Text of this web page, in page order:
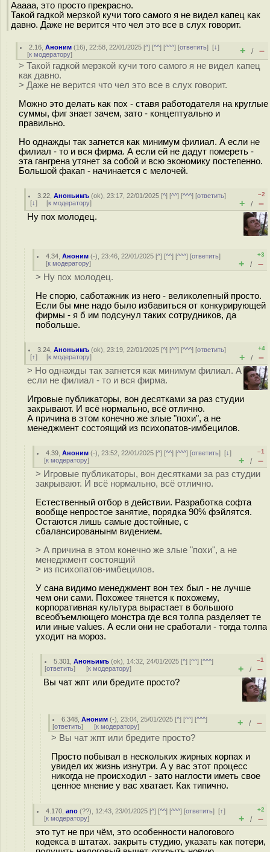
Ааааа, это просто прекрасно.
Такой гадкой мерзкой кучи того самого я не видел капец как
давно. Даже не верится что чел это все в слух говорит.
2.16 ,Аноним (16), 22:58, 22/01/2025 [^] [^^] [^^^] [ответить][↓]
[к модератору] + / –
> Такой гадкой мерзкой кучи того самого я не видел капец
как давно.
> Даже не верится что чел это все в слух говорит.
Можно это делать как пох - ставя работодателя на круглые
суммы, фиг знает зачем, зато - концептуально и
правильно.
Но однажды так загнется как минимум филиал. А если не
филиал - то и вся фирма. А если ей не дадут помереть -
эта гангрена утянет за собой и всю экономику постепенно.
Большой факап - начинается с мелочей.
3.22 ,Аноньимъ (ok), 23:17, 22/01/2025 [^] [^^] [^^^] [ответить]
[↓] [к модератору]
–2
+ / –
Ну пох молодец.
4.34 ,Аноним (-), 23:46, 22/01/2025 [^] [^^] [^^^] [ответить]
[к модератору]
+3
+ / –
> Ну пох молодец.
Не спорю, саботажник из него - великолепный просто.
Если бы мне надо было избавиться от конкурирующей
фирмы - я б им подсунул таких сотрудников, да
побольше.
3.24 ,Аноньимъ (ok), 23:19, 22/01/2025 [^] [^^] [^^^] [ответить]
[↑] [к модератору]
+4
+ / –
> Но однажды так загнется как минимум филиал. А
если не филиал - то и вся фирма.
Игровые публикаторы, вон десятками за раз студии
закрывают. И всё нормально, всё отлично.
А причина в этом конечно же злые "похи", а не
менеджмент состоящий из психопатов-имбецилов.
4.39 ,Аноним (-), 23:52, 22/01/2025 [^] [^^] [^^^] [ответить][↓]
[к модератору]
–1
+ / –
> Игровые публикаторы, вон десятками за раз студии
закрывают. И всё нормально, всё отлично.
Естественный отбор в действии. Разработка софта
вообще непростое занятие, порядка 90% фэйлятся.
Остаются лишь самые достойные, с
сбалансированынм видением.
> А причина в этом конечно же злые "похи", а не
менеджмент состоящий
> из психопатов-имбецилов.
У сана видимо менеджмент вон тех был - не лучше
чем они сами. Похожее тянется к похожему,
корпоративная культура вырастает в большого
всеобъемлющего монстра где вся толпа разделяет те
или иные values. А если они не сработали - тогда толпа
уходит на мороз.
5.301 ,Аноньимъ (ok), 14:32, 24/01/2025 [^] [^^] [^^^]
[ответить] [к модератору]
–1
+ / –
Вы чат жпт или бредите просто?
6.348 ,Аноним (-), 23:04, 25/01/2025 [^] [^^] [^^^]
[ответить] [к модератору] + / –
> Вы чат жпт или бредите просто?
Просто побывал в нескольких жирных корпах и
увидел их жизнь изнутри. А у вас этот процесс
никогда не происходил - зато наглости иметь свое
ценное мнение у вас хватает. Как типично.
4.170 ,ano (??), 12:43, 23/01/2025 [^] [^^] [^^^] [ответить][↑]
[к модератору]
+2
+ / –
это тут не при чём, это особенности налогового
кодекса в штатах. закрыть студию, указать как потери,